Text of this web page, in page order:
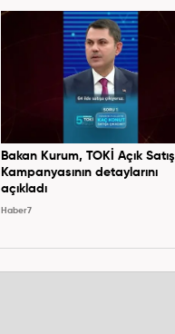
Bakan Kurum, TOKİ Açık Satış
Kampanyasının detaylarını
açıkladı
Haber7